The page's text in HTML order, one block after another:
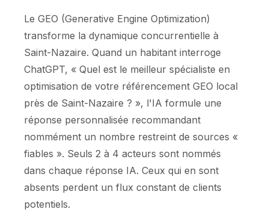
Le GEO (Generative Engine Optimization)
transforme la dynamique concurrentielle à
Saint-Nazaire. Quand un habitant interroge
ChatGPT, « Quel est le meilleur spécialiste en
optimisation de votre référencement GEO local
près de Saint-Nazaire ? », l'IA formule une
réponse personnalisée recommandant
nommément un nombre restreint de sources «
fiables ». Seuls 2 à 4 acteurs sont nommés
dans chaque réponse IA. Ceux qui en sont
absents perdent un flux constant de clients
potentiels.